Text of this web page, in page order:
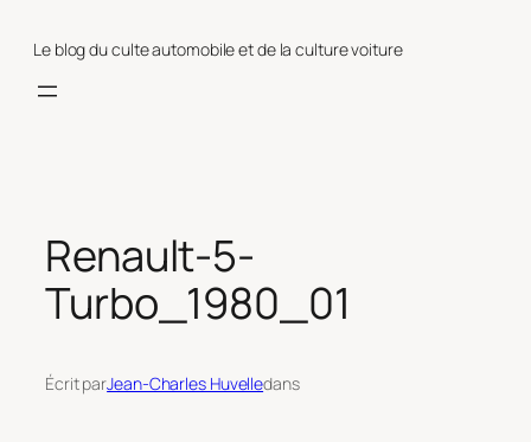
Le blog du culte automobile et de la culture voiture
Renault-5-
Turbo_1980_01
Écrit parJean-Charles Huvelledans